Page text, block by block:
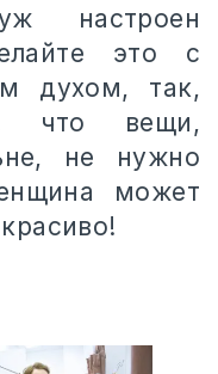
настроен
это с
духом, так,
что вещи,
не нужно
может